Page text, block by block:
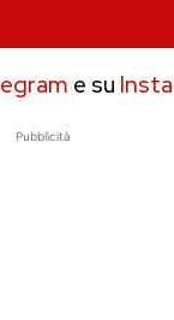
e su
Pubblicità